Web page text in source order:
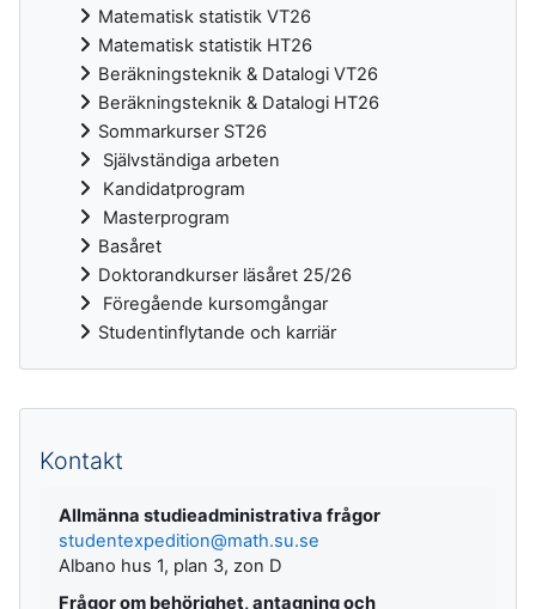
Matematisk statistik VT26
Matematisk statistik HT26
Beräkningsteknik & Datalogi VT26
Beräkningsteknik & Datalogi HT26
Sommarkurser ST26
Självständiga arbeten
Kandidatprogram
Masterprogram
Basåret
Doktorandkurser läsåret 25/26
Föregående kursomgångar
Studentinflytande och karriär
Kompletterande block
Kontakt
Allmänna studieadministrativa frågor
studentexpedition@math.su.se
Albano hus 1, plan 3, zon D
Frågor om behörighet, antagning och